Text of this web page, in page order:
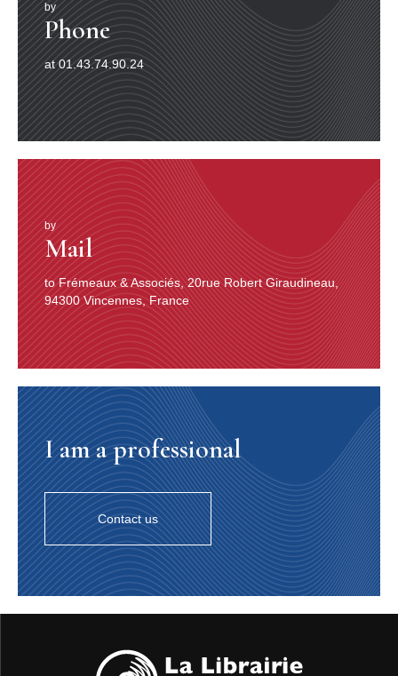
by
Phone
at 01.43.74.90.24
by
Mail
to Frémeaux & Associés, 20rue Robert Giraudineau,
94300 Vincennes, France
I am a professional
Contact us